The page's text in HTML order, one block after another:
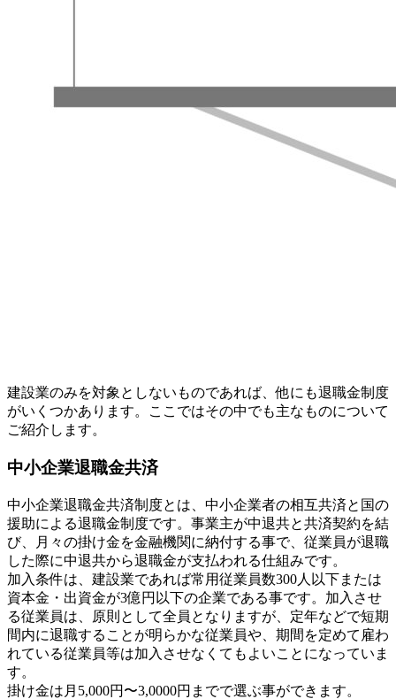
建設業のみを対象としないものであれば、他にも退職金制度
がいくつかあります。ここではその中でも主なものについて
ご紹介します。
中小企業退職金共済
中小企業退職金共済制度とは、中小企業者の相互共済と国の
援助による退職金制度です。事業主が中退共と共済契約を結
び、月々の掛け金を金融機関に納付する事で、従業員が退職
した際に中退共から退職金が支払われる仕組みです。
加入条件は、建設業であれば常用従業員数300人以下または
資本金・出資金が3億円以下の企業である事です。加入させ
る従業員は、原則として全員となりますが、定年などで短期
間内に退職することが明らかな従業員や、期間を定めて雇わ
れている従業員等は加入させなくてもよいことになっていま
す。
掛け金は月5,000円〜3,0000円までで選ぶ事ができます。